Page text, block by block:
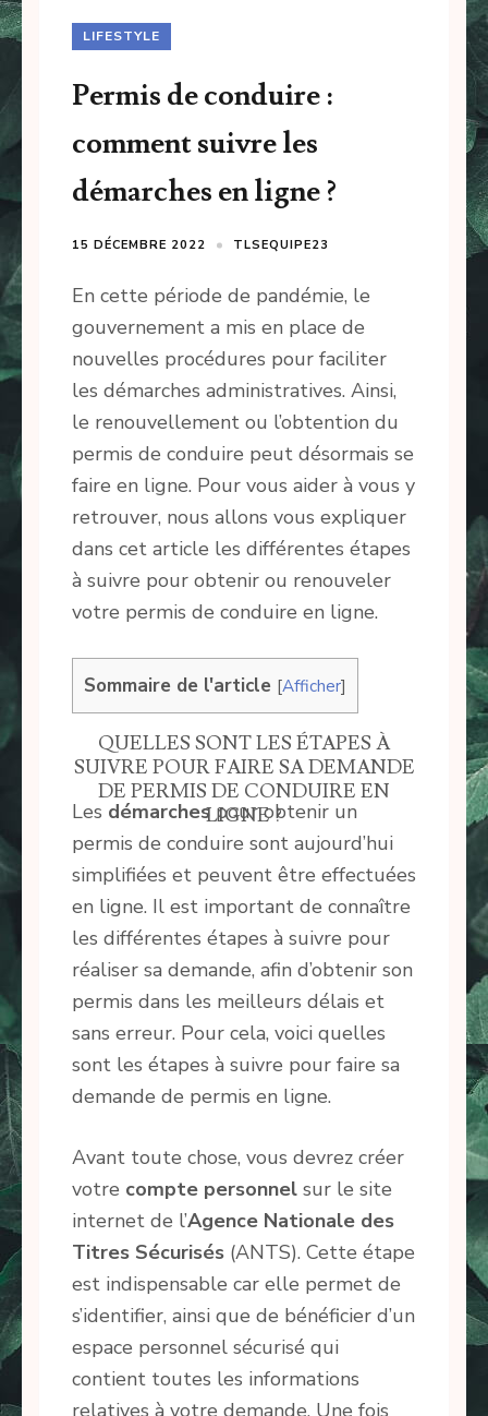
LIFESTYLE
Permis de conduire :
comment suivre les
démarches en ligne ?
15 DÉCEMBRE 2022 TLSEQUIPE23
En cette période de pandémie, le
gouvernement a mis en place de
nouvelles procédures pour faciliter
les démarches administratives. Ainsi,
le renouvellement ou l’obtention du
permis de conduire peut désormais se
faire en ligne. Pour vous aider à vous y
retrouver, nous allons vous expliquer
dans cet article les différentes étapes
à suivre pour obtenir ou renouveler
votre permis de conduire en ligne.
Sommaire de l'article [Afficher]
QUELLES SONT LES ÉTAPES À
SUIVRE POUR FAIRE SA DEMANDE
DE PERMIS DE CONDUIRE EN
LIGNE ?
Les démarchespour obtenir un
permis de conduire sont aujourd’hui
simplifiées et peuvent être effectuées
en ligne. Il est important de connaître
les différentes étapes à suivre pour
réaliser sa demande, afin d’obtenir son
permis dans les meilleurs délais et
sans erreur. Pour cela, voici quelles
sont les étapes à suivre pour faire sa
demande de permis en ligne.
Avant toute chose, vous devrez créer
votre compte personnel sur le site
internet de l’Agence Nationale des
Titres Sécurisés (ANTS). Cette étape
est indispensable car elle permet de
s’identifier, ainsi que de bénéficier d’un
espace personnel sécurisé qui
contient toutes les informations
relatives à votre demande. Une fois